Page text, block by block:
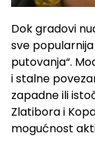
Dok gradovi
sve
putovanja“.
i stalne
zapadne ili
Zlatibora i
mogućnost